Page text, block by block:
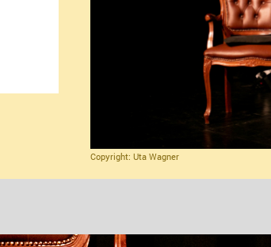
Copyright: Uta Wagner